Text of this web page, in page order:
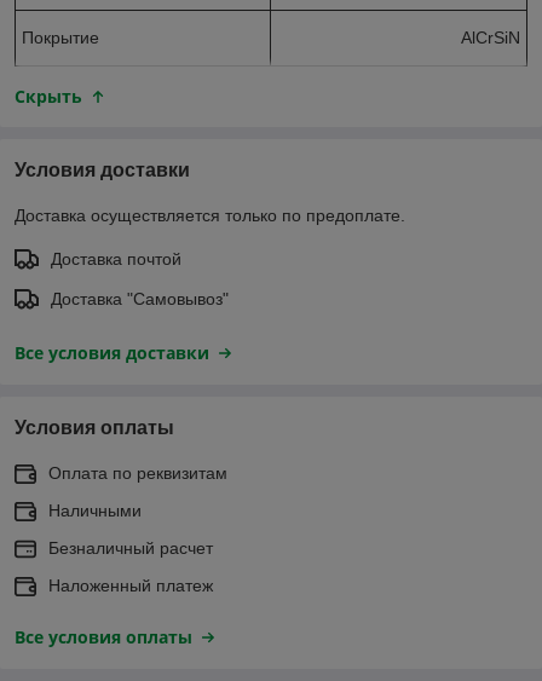
Покрытие AlCrSiN
Скрыть
Условия доставки
Доставка осуществляется только по предоплате.
Доставка почтой
Доставка "Самовывоз"
Все условия доставки
Условия оплаты
Оплата по реквизитам
Наличными
Безналичный расчет
Наложенный платеж
Все условия оплаты